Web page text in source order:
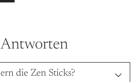
Antworten
die Zen Sticks?